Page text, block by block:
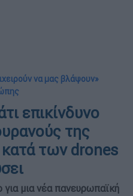
να μας βλάψουν»
επικίνδυνο
της
των drones
μια νέα πανευρωπαϊκή